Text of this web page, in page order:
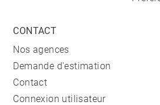
CONTACT
Nos agences
Demande d'estimation
Contact
Connexion utilisateur